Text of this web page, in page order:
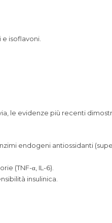
isoflavoni.
le evidenze più recenti
endogeni antiossidanti
(TNF-α, IL-6).
insulinica.